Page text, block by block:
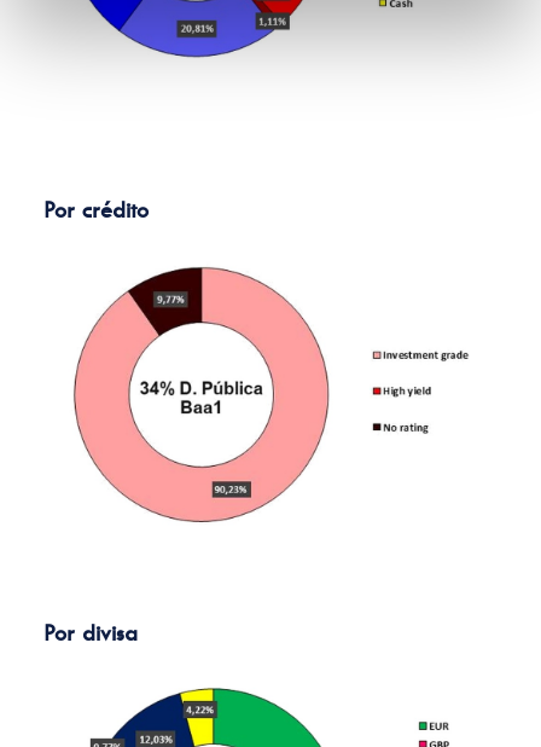
Por crédito
Por divisa